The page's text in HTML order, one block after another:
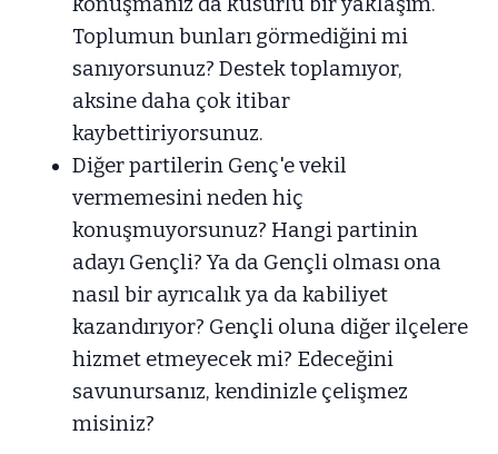
Toplumun bunları görmediğini mi
sanıyorsunuz? Destek toplamıyor,
aksine daha çok itibar
kaybettiriyorsunuz.
Diğer partilerin Genç'e vekil
vermemesini neden hiç
konuşmuyorsunuz? Hangi partinin
adayı Gençli? Ya da Gençli olması ona
nasıl bir ayrıcalık ya da kabiliyet
kazandırıyor? Gençli oluna diğer ilçelere
hizmet etmeyecek mi? Edeceğini
savunursanız, kendinizle çelişmez
misiniz?